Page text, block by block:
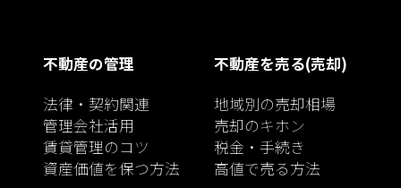
不動産の管理
法律・契約関連
管理会社活用
賃貸管理のコツ
資産価値を保つ方法
不動産を売る(売却)
地域別の売却相場
売却のキホン
税金・手続き
高値で売る方法